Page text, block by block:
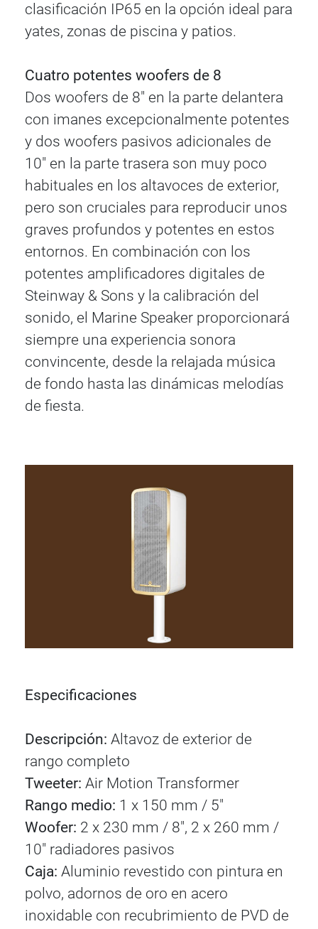
clasificación IP65 en la opción ideal para
yates, zonas de piscina y patios.
Cuatro potentes woofers de 8
Dos woofers de 8" en la parte delantera
con imanes excepcionalmente potentes
y dos woofers pasivos adicionales de
10" en la parte trasera son muy poco
habituales en los altavoces de exterior,
pero son cruciales para reproducir unos
graves profundos y potentes en estos
entornos. En combinación con los
potentes amplificadores digitales de
Steinway & Sons y la calibración del
sonido, el Marine Speaker proporcionará
siempre una experiencia sonora
convincente, desde la relajada música
de fondo hasta las dinámicas melodías
de fiesta.
Especificaciones
Descripción:Altavoz de exterior de
rango completo
Tweeter:Air Motion Transformer
Rango medio: 1 x 150 mm / 5"
Woofer: 2 x 230 mm / 8", 2 x 260 mm /
10" radiadores pasivos
Caja:Aluminio revestido con pintura en
polvo, adornos de oro en acero
inoxidable con recubrimiento de PVD de